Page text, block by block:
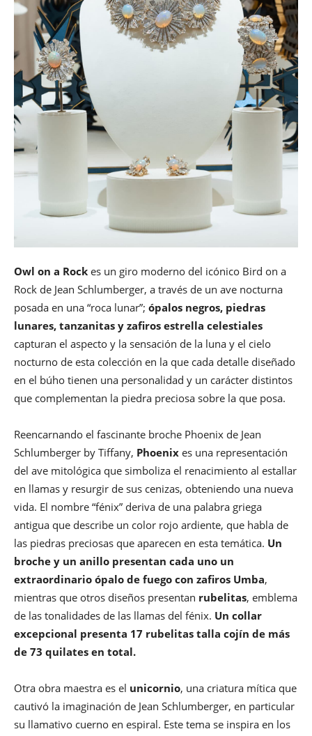
Owl on a Rock es un giro moderno del icónico Bird on a
Rock de Jean Schlumberger, a través de un ave nocturna
posada en una “roca lunar”; ópalos negros, piedras
lunares, tanzanitas y zafiros estrella celestiales
capturan el aspecto y la sensación de la luna y el cielo
nocturno de esta colección en la que cada detalle diseñado
en el búho tienen una personalidad y un carácter distintos
que complementan la piedra preciosa sobre la que posa.
Reencarnando el fascinante broche Phoenix de Jean
Schlumberger by Tiffany, Phoenix es una representación
del ave mitológica que simboliza el renacimiento al estallar
en llamas y resurgir de sus cenizas, obteniendo una nueva
vida. El nombre “fénix” deriva de una palabra griega
antigua que describe un color rojo ardiente, que habla de
las piedras preciosas que aparecen en esta temática. Un
broche y un anillo presentan cada uno un
extraordinario ópalo de fuego con zafiros Umba,
mientras que otros diseños presentan rubelitas, emblema
de las tonalidades de las llamas del fénix. Un collar
excepcional presenta 17 rubelitas talla cojín de más
de 73 quilates en total.
Otra obra maestra es el unicornio, una criatura mítica que
cautivó la imaginación de Jean Schlumberger, en particular
su llamativo cuerno en espiral. Este tema se inspira en los